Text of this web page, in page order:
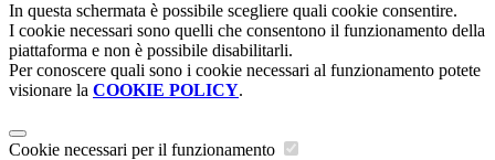
In questa schermata è possibile scegliere quali cookie consentire.
I cookie necessari sono quelli che consentono il funzionamento della
piattaforma e non è possibile disabilitarli.
Per conoscere quali sono i cookie necessari al funzionamento potete
visionare la COOKIE POLICY.
Cookie necessari per il funzionamento